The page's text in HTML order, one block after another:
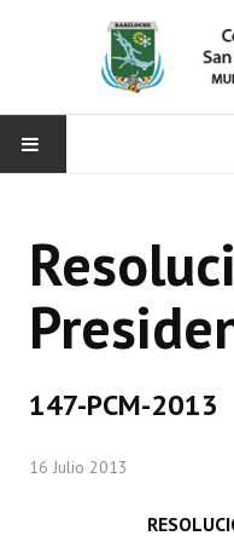
CONCEJO
Bloques Políticos
Comisiones Permanentes
Comisiones Especiales
Concejales Mandato
147-PCM-2013
16 Julio 2013